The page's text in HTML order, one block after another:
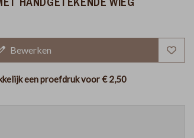
Bewerken
een proefdruk voor€ 2,50